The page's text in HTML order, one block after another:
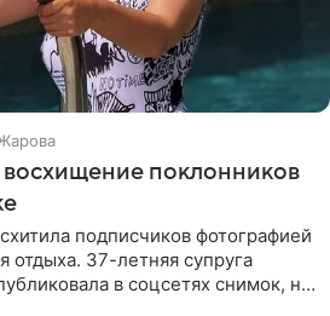
поклонников
подписчиков фотографией
отдыха. 37-летняя супруга
в соцсетях снимок, на